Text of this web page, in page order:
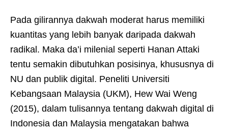
Pada gilirannya dakwah moderat harus memiliki
kuantitas yang lebih banyak daripada dakwah
radikal. Maka da’i milenial seperti Hanan Attaki
tentu semakin dibutuhkan posisinya, khususnya di
NU dan publik digital. Peneliti Universiti
Kebangsaan Malaysia (UKM), Hew Wai Weng
(2015), dalam tulisannya tentang dakwah digital di
Indonesia dan Malaysia mengatakan bahwa